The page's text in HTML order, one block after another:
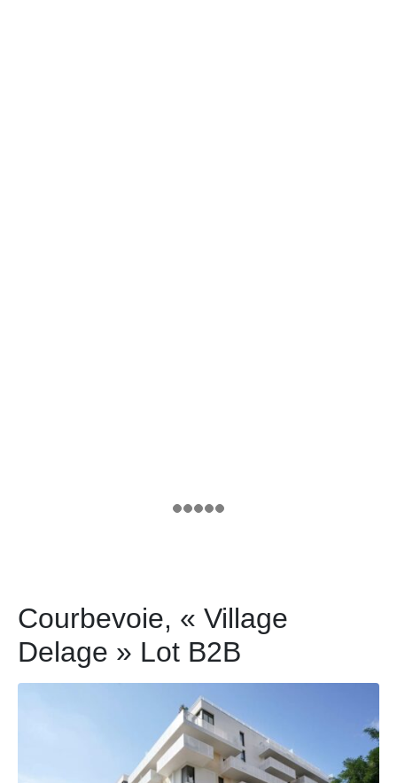
Courbevoie, « Village
Delage » Lot B2B